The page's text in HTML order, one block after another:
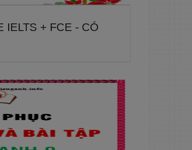
IELTS + FCE - CÓ